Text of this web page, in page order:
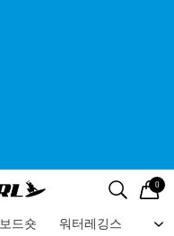
검색
0
보드숏 워터레깅스 비
메뉴